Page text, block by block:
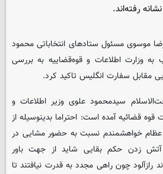
رفته‌اند.
موسوی مسئول ستادهای انتخاباتی محمود
به وزارت اطلاعات و قوه‌قضاییه به بررسی
مقابل سفارت انگلیس تاکید کرد.
سیدمحمود علوی وزیر اطلاعات و
قوه قضائیه آمده است: احتراما بدینوسیله از
خواهشمندم نسبت به حضور مشایی در
زدن حکم بقایی شاید از جهت باور
رازآلود چون راهی مجدد به قدرت نیافتند تا